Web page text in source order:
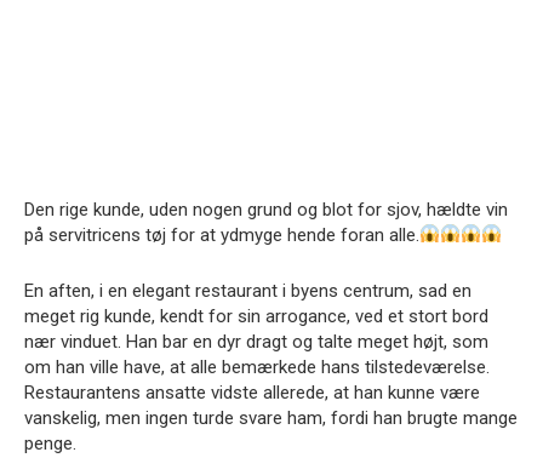
Den rige kunde, uden nogen grund og blot for sjov, hældte vin
på servitricens tøj for at ydmyge hende foran alle.
En aften, i en elegant restaurant i byens centrum, sad en
meget rig kunde, kendt for sin arrogance, ved et stort bord
nær vinduet. Han bar en dyr dragt og talte meget højt, som
om han ville have, at alle bemærkede hans tilstedeværelse.
Restaurantens ansatte vidste allerede, at han kunne være
vanskelig, men ingen turde svare ham, fordi han brugte mange
penge.